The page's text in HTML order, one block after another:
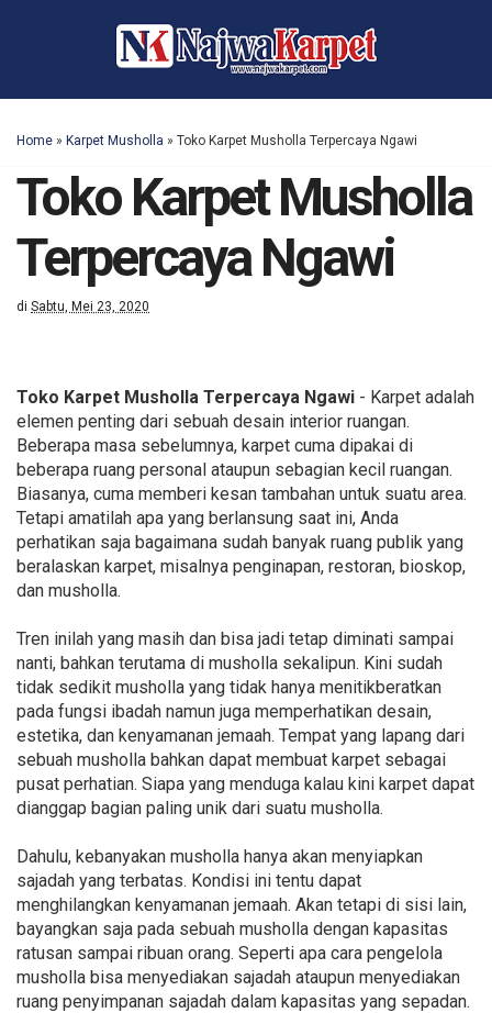
Home » Karpet Musholla » Toko Karpet Musholla Terpercaya Ngawi
Toko Karpet Musholla
Terpercaya Ngawi
di Sabtu, Mei 23, 2020
Toko Karpet Musholla Terpercaya Ngawi - Karpet adalah
elemen penting dari sebuah desain interior ruangan.
Beberapa masa sebelumnya, karpet cuma dipakai di
beberapa ruang personal ataupun sebagian kecil ruangan.
Biasanya, cuma memberi kesan tambahan untuk suatu area.
Tetapi amatilah apa yang berlansung saat ini, Anda
perhatikan saja bagaimana sudah banyak ruang publik yang
beralaskan karpet, misalnya penginapan, restoran, bioskop,
dan musholla.
Tren inilah yang masih dan bisa jadi tetap diminati sampai
nanti, bahkan terutama di musholla sekalipun. Kini sudah
tidak sedikit musholla yang tidak hanya menitikberatkan
pada fungsi ibadah namun juga memperhatikan desain,
estetika, dan kenyamanan jemaah. Tempat yang lapang dari
sebuah musholla bahkan dapat membuat karpet sebagai
pusat perhatian. Siapa yang menduga kalau kini karpet dapat
dianggap bagian paling unik dari suatu musholla.
Dahulu, kebanyakan musholla hanya akan menyiapkan
sajadah yang terbatas. Kondisi ini tentu dapat
menghilangkan kenyamanan jemaah. Akan tetapi di sisi lain,
bayangkan saja pada sebuah musholla dengan kapasitas
ratusan sampai ribuan orang. Seperti apa cara pengelola
musholla bisa menyediakan sajadah ataupun menyediakan
ruang penyimpanan sajadah dalam kapasitas yang sepadan.